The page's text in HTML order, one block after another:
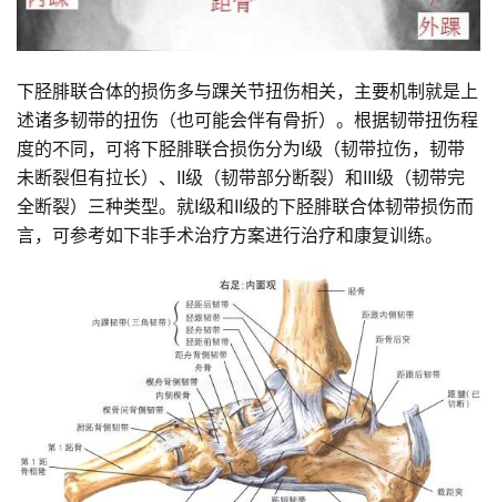
下胫腓联合体的损伤多与踝关节扭伤相关，主要机制就是上
述诸多韧带的扭伤（也可能会伴有骨折）。根据韧带扭伤程
度的不同，可将下胫腓联合损伤分为I级（韧带拉伤，韧带
未断裂但有拉长）、II级（韧带部分断裂）和III级（韧带完
全断裂）三种类型。就I级和II级的下胫腓联合体韧带损伤而
言，可参考如下非手术治疗方案进行治疗和康复训练。